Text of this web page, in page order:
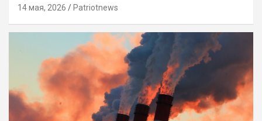
14 мая, 2026 Patriotnews